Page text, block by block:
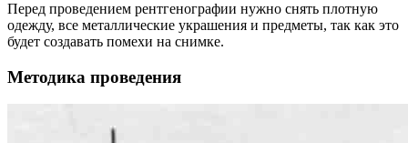
Перед проведением рентгенографии нужно снять плотную
одежду, все металлические украшения и предметы, так как это
будет создавать помехи на снимке.
Методика проведения